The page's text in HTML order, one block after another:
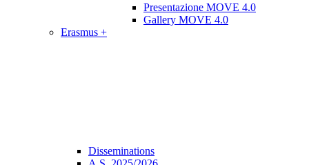
Presentazione MOVE 4.0
Gallery MOVE 4.0
Erasmus +
Disseminations